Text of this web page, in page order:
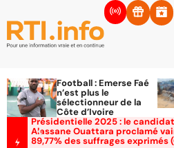
Football : Emerse Faé
n’est plus le
sélectionneur de la
Côte d’Ivoire
Présidentielle 2025 : le candidat
Alassane Ouattara proclamé
89,77% des suffrages exprimés